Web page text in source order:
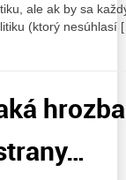
ale ak by sa
(ktorý nesúhlasí